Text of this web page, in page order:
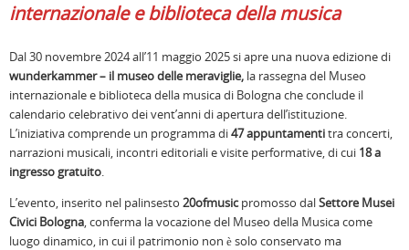
internazionale e biblioteca della musica
Dal 30 novembre 2024 all’11 maggio 2025 si apre una nuova edizione di
wunderkammer – il museo delle meraviglie, la rassegna del Museo
internazionale e biblioteca della musica di Bologna che conclude il
calendario celebrativo dei vent’anni di apertura dell’istituzione.
L’iniziativa comprende un programma di47 appuntamentitra concerti,
narrazioni musicali, incontri editoriali e visite performative, di cui 18 a
ingresso gratuito.
L’evento, inserito nel palinsesto 20ofmusicpromosso dalSettore Musei
Civici Bologna, conferma la vocazione del Museo della Musica come
luogo dinamico, in cui il patrimonio non è solo conservato ma